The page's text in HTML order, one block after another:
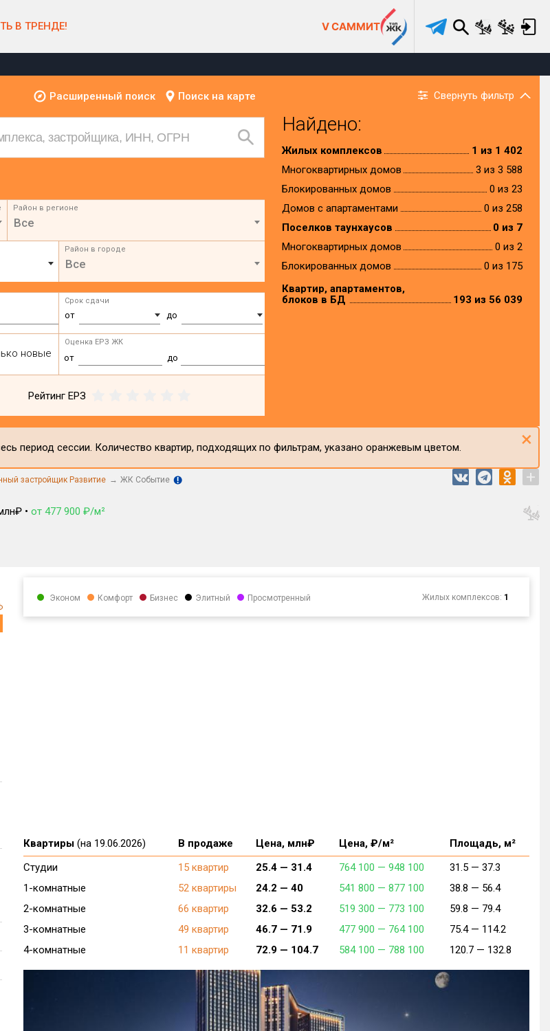
В ТРЕНДЕ! V САММИТ
Расширенный поиск Поиск на карте Свернуть фильтр
Район в регионе
Все
Район в городе
Все
Срок сдачи
от до
новые
Оценка ЕРЗ ЖК
от до
Рейтинг ЕРЗ
Найдено:
Жилых комплексов
1 из 1 402
Многоквартирных домов
3 из 3 588
Блокированных домов
0 из 23
Домов с апартаментами
0 из 258
Поселков таунхаусов
0 из 7
Многоквартирных домов
0 из 2
Блокированных домов
0 из 175
Квартир, апартаментов,
блоков в БД
193 из 56 039
период сессии. Количество квартир, подходящих по фильтрам, указано оранжевым цветом. ×
застройщик Развитие ЖК Событие +
• от 477 900 ₽/м²
Эконом Комфорт Бизнес Элитный Просмотренный Жилых комплексов: 1
Квартиры (на 19.06.2026) В продаже Цена, млн₽ Цена, ₽/м²
Площадь, м²
Студии
15 квартир 25.4 — 31.4 764 100 — 948 100 31.5 — 37.3
1-комнатные
52 квартиры 24.2 — 40 541 800 — 877 100 38.8 — 56.4
2-комнатные
66 квартир 32.6 — 53.2 519 300 — 773 100 59.8 — 79.4
3-комнатные
49 квартир 46.7 — 71.9 477 900 — 764 100 75.4 — 114.2
4-комнатные
11 квартир 72.9 — 104.7 584 100 — 788 100 120.7 — 132.8